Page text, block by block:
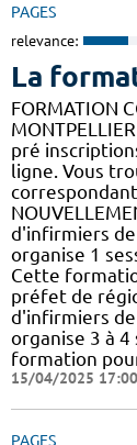
PAGES
relevance:
La
FORMATION
pré
ligne. Vous
d'infirmiers
organise 1
Cette
préfet de
d'infirmiers
organise 3 à 4
formation
15/04/2025 17:00
PAGES